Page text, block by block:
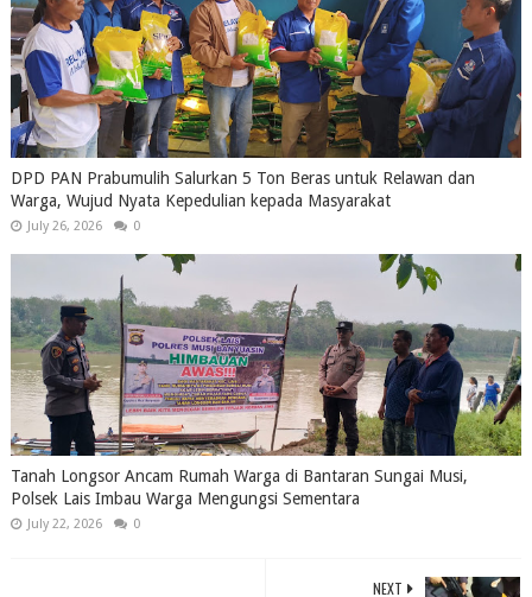
DPD PAN Prabumulih Salurkan 5 Ton Beras untuk Relawan dan
Warga, Wujud Nyata Kepedulian kepada Masyarakat
July 26, 2026 0
Tanah Longsor Ancam Rumah Warga di Bantaran Sungai Musi,
Polsek Lais Imbau Warga Mengungsi Sementara
July 22, 2026 0
NEXT